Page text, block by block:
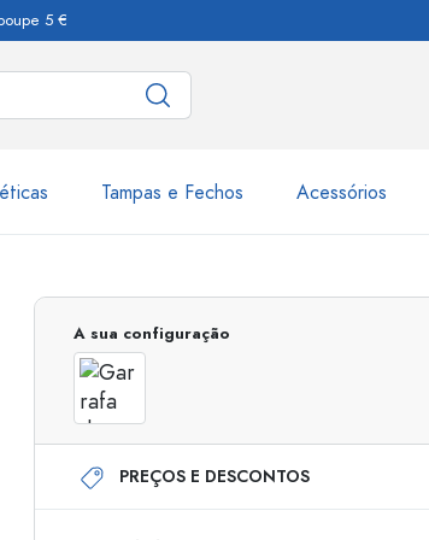
5 €
Tampas e Fechos Acessórios
Dispensadores Airless
Frascos com roll-on
A sua configuração
PREÇOS E DESCONTOS